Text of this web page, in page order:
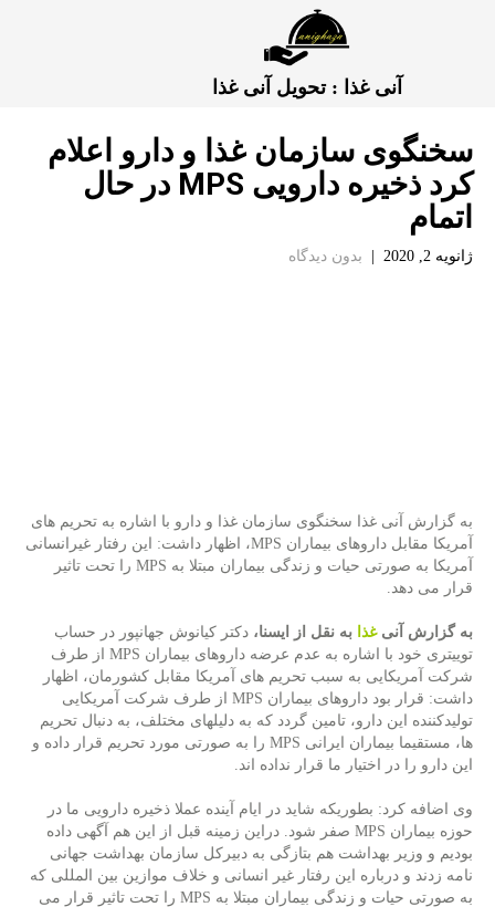
آنی غذا : تحویل آنی غذا
سخنگوی سازمان غذا و دارو اعلام
كرد ذخیره دارویی MPS در حال
اتمام
ژانویه 2, 2020 | بدون دیدگاه
به گزارش آنی غذا سخنگوی سازمان غذا و دارو با اشاره به تحریم های
آمریكا مقابل داروهای بیماران MPS، اظهار داشت: این رفتار غیرانسانی
آمریكا به صورتی حیات و زندگی بیماران مبتلا به MPS را تحت تاثیر
قرار می دهد.
به گزارش آنی غذابه نقل از ایسنا، دكتر كیانوش جهانپور در حساب
توییتری خود با اشاره به عدم عرضه داروهای بیماران MPS از طرف
شركت آمریكایی به سبب تحریم های آمریكا مقابل كشورمان، اظهار
داشت: قرار بود داروهای بیماران MPS از طرف شركت آمریكایی
تولیدكننده این دارو، تامین گردد كه به دلیلهای مختلف، به دنبال تحریم
ها، مستقیما بیماران ایرانی MPS را به صورتی مورد تحریم قرار داده و
این دارو را در اختیار ما قرار نداده اند.
وی اضافه كرد: بطوریكه شاید در ایام آینده عملا ذخیره دارویی ما در
حوزه بیماران MPS صفر شود. دراین زمینه قبل از این هم آگهی داده
بودیم و وزیر بهداشت هم بتازگی به دبیركل سازمان بهداشت جهانی
نامه زدند و درباره این رفتار غیر انسانی و خلاف موازین بین المللی كه
به صورتی حیات و زندگی بیماران مبتلا به MPS را تحت تاثیر قرار می